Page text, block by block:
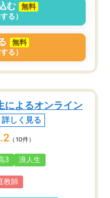
む
無料
る）
無料
る）
によるオンライン
詳しく見る
（10件）
3 浪人生
教師